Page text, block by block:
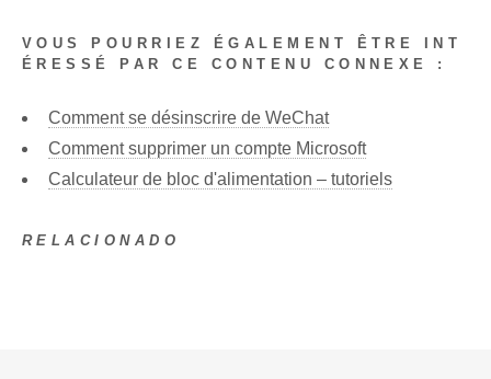
VOUS POURRIEZ ÉGALEMENT ÊTRE INT
ÉRESSÉ PAR CE CONTENU CONNEXE :
Comment se désinscrire de WeChat
Comment supprimer un compte Microsoft
Calculateur de bloc d'alimentation – tutoriels
RELACIONADO